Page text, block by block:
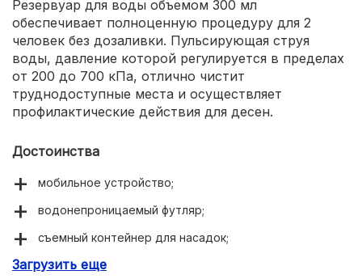
Резервуар для воды объемом 300 мл
обеспечивает полноценную процедуру для 2
человек без дозаливки. Пульсирующая струя
воды, давление которой регулируется в пределах
от 200 до 700 кПа, отлично чистит
труднодоступные места и осуществляет
профилактические действия для десен.
Достоинства
мобильное устройство;
водонепроницаемый футляр;
съемный контейнер для насадок;
автоматическое отключение.
Загрузить еще